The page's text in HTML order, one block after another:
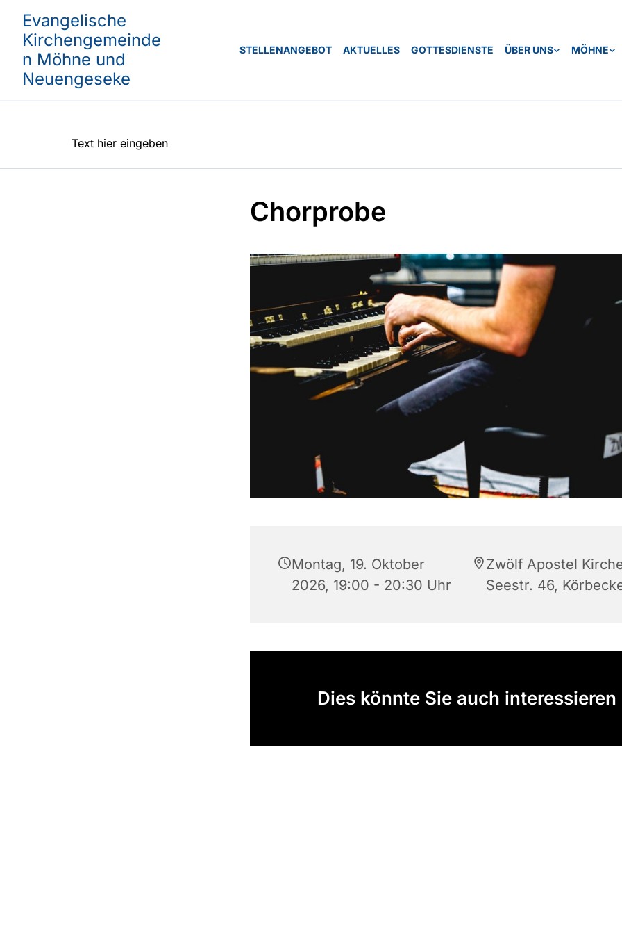
Evangelische
Kirchengemeinde
n Möhne und
Neuengeseke
STELLENANGEBOT AKTUELLES GOTTESDIENSTE ÜBER UNS MÖHNE
Text hier eingeben
Chorprobe
Montag, 19. Oktober
2026, 19:00 - 20:30 Uhr
Zwölf Apostel
Seestr. 46,
Dies könnte Sie auch interessieren